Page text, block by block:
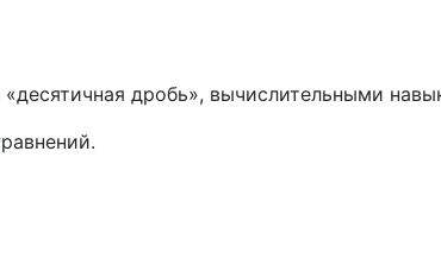
дробь», вычислительными